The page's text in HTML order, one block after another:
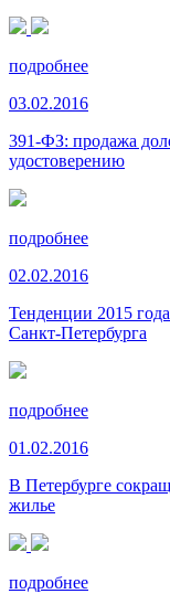
подробнее
03.02.2016
391-ФЗ: продажа
удостоверению
подробнее
02.02.2016
Тенденции 2015
Санкт-Петербурга
подробнее
01.02.2016
В Петербурге
жилье
подробнее